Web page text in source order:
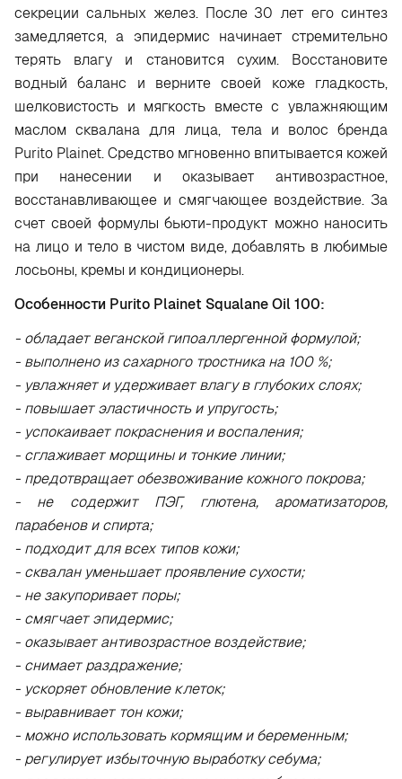
секреции сальных желез. После 30 лет его синтез
замедляется, а эпидермис начинает стремительно
терять влагу и становится сухим. Восстановите
водный баланс и верните своей коже гладкость,
шелковистость и мягкость вместе с увлажняющим
маслом сквалана для лица, тела и волос бренда
Purito Plainet. Средство мгновенно впитывается кожей
при нанесении и оказывает антивозрастное,
восстанавливающее и смягчающее воздействие. За
счет своей формулы бьюти-продукт можно наносить
на лицо и тело в чистом виде, добавлять в любимые
лосьоны, кремы и кондиционеры.
Особенности Purito Plainet Squalane Oil 100:
- обладает веганской гипоаллергенной формулой;
- выполнено из сахарного тростника на 100 %;
- увлажняет и удерживает влагу в глубоких слоях;
- повышает эластичность и упругость;
- успокаивает покраснения и воспаления;
- сглаживает морщины и тонкие линии;
- предотвращает обезвоживание кожного покрова;
- не содержит ПЭГ, глютена, ароматизаторов,
парабенов и спирта;
- подходит для всех типов кожи;
- сквалан уменьшает проявление сухости;
- не закупоривает поры;
- смягчает эпидермис;
- оказывает антивозрастное воздействие;
- снимает раздражение;
- ускоряет обновление клеток;
- выравнивает тон кожи;
- можно использовать кормящим и беременным;
- регулирует избыточную выработку себума;